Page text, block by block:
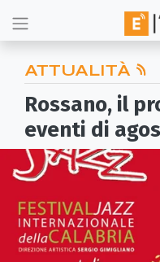
ATTUALITÀ
Rossano, il
eventi di